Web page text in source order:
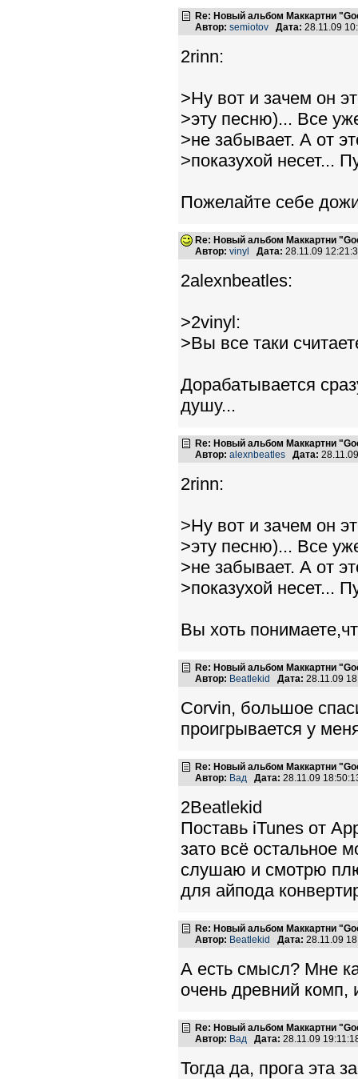
Re: Новый альбом Маккартни
Автор: semiotov Дата: 28.11.09
2rinn:
>Ну вот и зачем он
>эту песню)... Все
>не забывает. А от
>показухой несет...
Пожелайте себе
Re: Новый альбом Маккартни
Автор: vinyl Дата: 28.11.09
2alexnbeatles:
>2vinyl:
>Вы все таки
Дорабатывается
душу...
Re: Новый альбом Маккартни
Автор: alexnbeatles Дата:
2rinn:
>Ну вот и зачем он
>эту песню)... Все
>не забывает. А от
>показухой несет...
Вы хоть
Re: Новый альбом Маккартни
Автор: Beatlekid Дата: 28.11.09
Corvin, большое
проигрывается у
Re: Новый альбом Маккартни
Автор: Вад Дата: 28.11.09
2Beatlekid
Поставь iTunes от
зато всё остальное
слушаю и смотрю
для айпода
Re: Новый альбом Маккартни
Автор: Beatlekid Дата: 28.11.09
А есть смысл? Мне
очень древний
Re: Новый альбом Маккартни
Автор: Вад Дата: 28.11.09
Тогда да, прога эта